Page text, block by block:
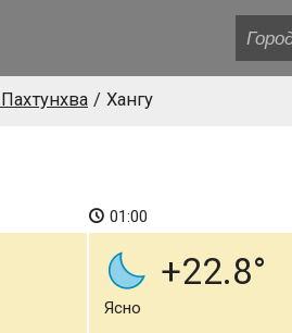
Хангу
01:00
+22.8
Ясно